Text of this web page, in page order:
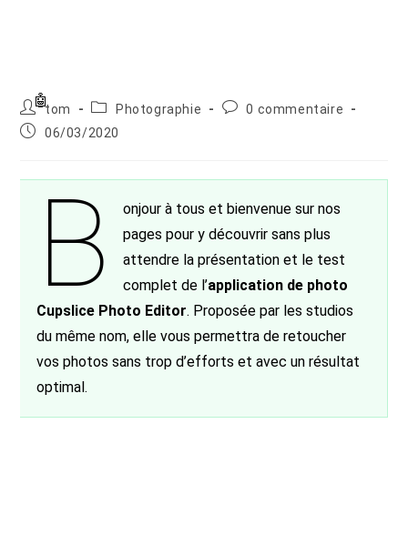
Auteur/autrice
de
la
tom
PostPhotographie
Commentaires
0 commentaire
Publication
06/03/2020
B
onjour à tous et bienvenue sur nos
pages pour y découvrir sans plus
attendre la présentation et le test
complet de l’application de photo
Cupslice Photo Editor. Proposée par les studios
du même nom, elle vous permettra de retoucher
vos photos sans trop d’efforts et avec un résultat
optimal.